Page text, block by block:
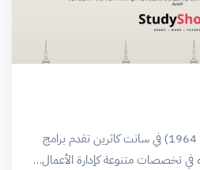
جامعة بروك الكندية (تأسست 1964) في سانت كاثرين تقدم برامج
في تخصصات متنوعة كإدارة الأعمال…